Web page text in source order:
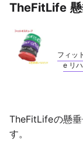
TheFitLife 懸
フィッ
e リ
TheFitLifeの懸
す。